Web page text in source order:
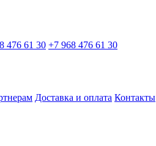
476 61 30 +7 968 476 61 30
Доставка и оплата Контакты